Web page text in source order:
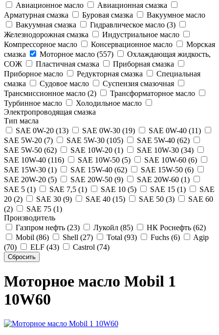
Авиационное масло
Авиационная смазка
Арматурная смазка
Буровая смазка
Вакуумное масло
Вакуумная смазка
Гидравлическое масло (3)
Железнодорожная смазка
Индустриальное масло
Компрессорное масло
Консервационное масло
Морская
смазка
Моторное масло (557)
Охлаждающая жидкость,
СОЖ
Пластичная смазка
Приборная смазка
Приборное масло
Редукторная смазка
Специальная
смазка
Судовое масло
Суспензия смазочная
Трансмиссионное масло (2)
Трансформаторное масло
Турбинное масло
Холодильное масло
Электропроводящая смазка
Тип масла
SAE 0W-20 (13)
SAE 0W-30 (19)
SAE 0W-40 (11)
SAE 5W-20 (7)
SAE 5W-30 (105)
SAE 5W-40 (62)
SAE 5W-50 (62)
SAE 10W-20 (1)
SAE 10W-30 (34)
SAE 10W-40 (116)
SAE 10W-50 (5)
SAE 10W-60 (6)
SAE 15W-30 (1)
SAE 15W-40 (62)
SAE 15W-50 (6)
SAE 20W-20 (5)
SAE 20W-50 (9)
SAE 20W-60 (1)
SAE 5 (1)
SAE 7,5 (1) SAE 10 (5) SAE 15 (1)
SAE
20 (2)
SAE 30 (9) SAE 40 (15) SAE 50 (3)
SAE 60
(2)
SAE 75 (1)
Производитель
Газпром нефть (23)
Лукойл (85)
НК Роснефть (62)
Mobil (86)
Shell (27) Total (93) Fuchs (6)
Agip
(70)
ELF (43) Castrol (74)
Моторное масло Mobil 1
10W60